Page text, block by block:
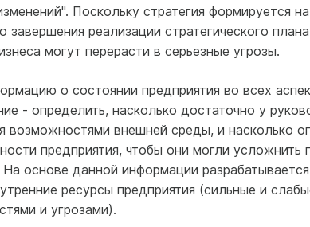
Поскольку стратегия формируется
реализации стратегического плана
могут перерасти в серьезные угрозы.
о состоянии предприятия во всех
- определить, насколько достаточно у
возможностями внешней среды, и насколько
предприятия, чтобы они могли усложнить
основе данной информации разрабатывается
ресурсы предприятия (сильные и
и угрозами).